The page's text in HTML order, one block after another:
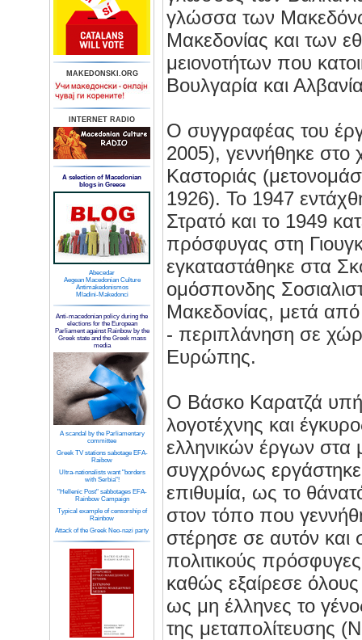
MAKEDONSKI.ORG
INTERNET RADIO
A selection of Macedonian
blogs in Greece
Abecedar
Aegean Macedonian Culture
Antimakedonismos
Mladini-Makedonci
Anti-macedonian policy during the
elections for the European
Parliament against Rainbow by the
Greek state and the Greek mass
media
A scandal by the Parliamentary
committee
Greek TV stations sabotage EFA-
Raibow
Ultra-nationalists want "borders
with Serbia"!
"Hellenic Post" sabbotages EFA-
Rainbow Campaign
Typical example of censorship of
Rainbow
Attack of the Greek Neo-nazi party
γλώσσα των
Μακεδονίας και των
μειονοτήτων που
Βουλγαρία και
Ο συγγραφέας του
2005), γεννήθηκε στο
Καστοριάς
1926). Το 1947
Στρατό και το 1949
πρόσφυγας στη
εγκαταστάθηκε στα
ομόσπονδης
Μακεδονίας, μετά
- περιπλάνηση σε
Ευρώπης.
Ο Βάσκο Καρατζά
λογοτέχνης και
ελληνικών έργων στα
συγχρόνως
επιθυμία, ως το
στον τόπο που
στέρησε σε αυτόν και
πολιτικούς
καθώς εξαίρεσε
ως μη έλληνες το
της μεταπολίτευσης